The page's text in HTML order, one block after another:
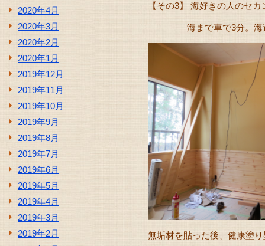
2020年4月
2020年3月
2020年2月
2020年1月
2019年12月
2019年11月
2019年10月
2019年9月
2019年8月
2019年7月
2019年6月
2019年5月
2019年4月
2019年3月
2019年2月
【その3】 海好きの人のセ
海まで車で3分。海遊
無垢材を貼った後、健康塗